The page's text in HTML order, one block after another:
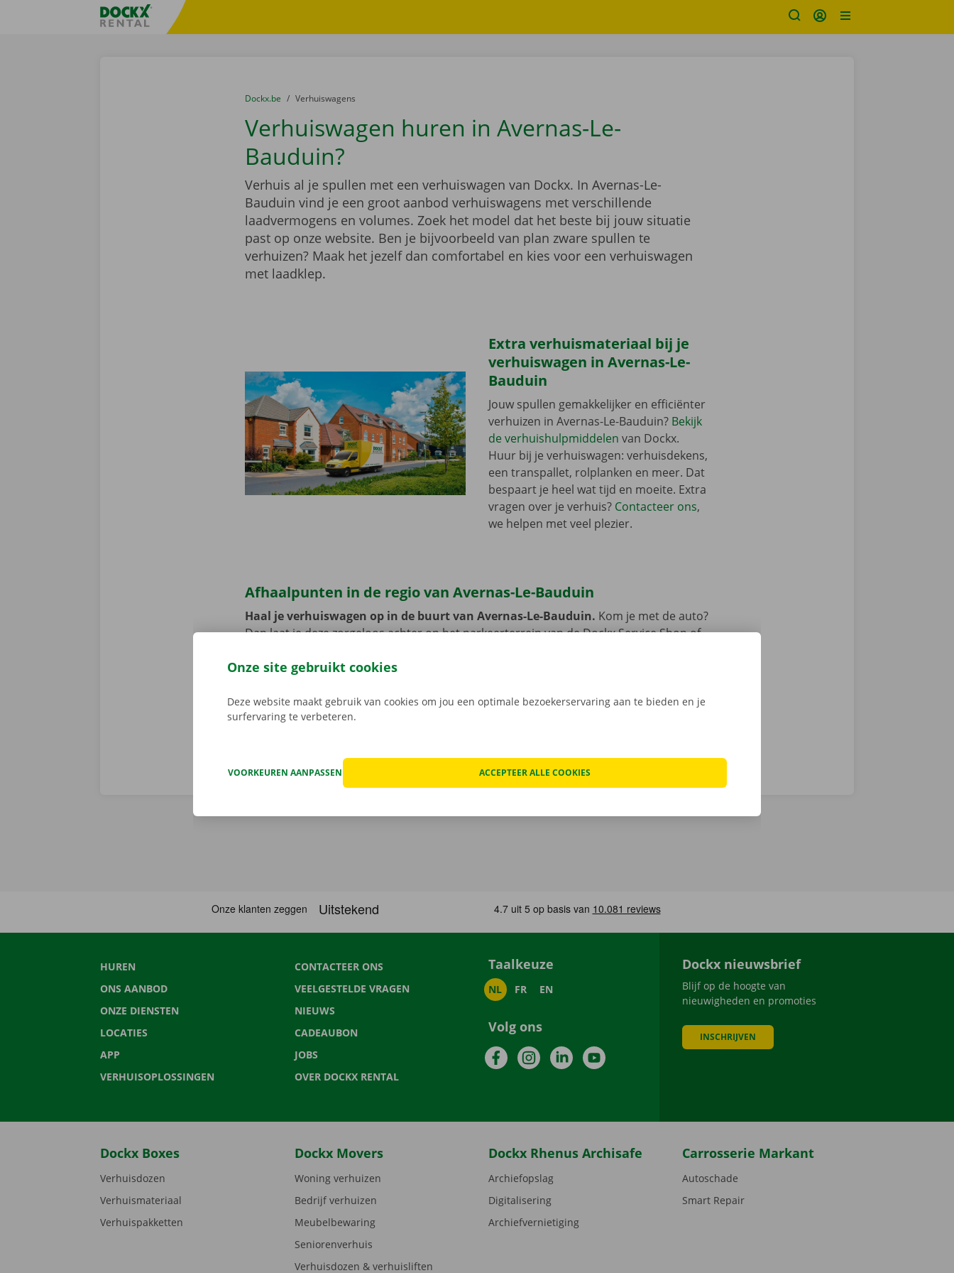
Taalselectie overslaanFratello DEMO
U bevindt zich hier:
van
Dockx.be naar
Verhuiswagens
Verhuiswagen huren in Avernas-Le-
Bauduin?
Verhuis al je spullen met een verhuiswagen van Dockx. In Avernas-Le-
Bauduin vind je een groot aanbod verhuiswagens met verschillende
laadvermogens en volumes. Zoek het model dat het beste bij jouw situatie
past op onze website. Ben je bijvoorbeeld van plan zware spullen te
verhuizen? Maak het jezelf dan comfortabel en kies voor een verhuiswagen
met laadklep.
Extra verhuismateriaal bij je
verhuiswagen in Avernas-Le-
Bauduin
Jouw spullen gemakkelijker en efficiënter
verhuizen in Avernas-Le-Bauduin? Bekijk
de verhuishulpmiddelen van Dockx.
Huur bij je verhuiswagen: verhuisdekens,
een transpallet, rolplanken en meer. Dat
bespaart je heel wat tijd en moeite. Extra
vragen over je verhuis? Contacteer ons,
we helpen met veel plezier.
Afhaalpunten in de regio van Avernas-Le-Bauduin
Haal je verhuiswagen op in de buurt van Avernas-Le-Bauduin. Kom je met de auto?
Dan laat je deze zorgeloos achter op het parkeerterrein van de Dockx Service Shop of
probleemloos aan het slot. Kom je met het openbaar vervoer? Geen enkel probleem.
HUREN
ONS AANBOD
ONZE DIENSTEN
LOCATIES
APP
VERHUISOPLOSSINGEN
CONTACTEER ONS
VEELGESTELDE VRAGEN
NIEUWS
CADEAUBON
JOBS
OVER DOCKX RENTAL
Taalkeuze
NL FR EN
Volg ons
FacebookInstagramLinkedInYouTube
Dockx nieuwsbrief
Blijf op de hoogte van
nieuwigheden en promoties
INSCHRIJVEN
Dockx Boxes
Verhuisdozen
Verhuismateriaal
Verhuispakketten
Dockx Movers
Woning verhuizen
Bedrijf verhuizen
Meubelbewaring
Seniorenverhuis
Verhuisdozen & verhuisliften
Dockx Rhenus Archisafe
Archiefopslag
Digitalisering
Archiefvernietiging
Carrosserie Markant
Autoschade
Smart Repair
Onze site gebruikt cookies
Deze website maakt gebruik van cookies om jou een optimale bezoekerservaring aan te bieden en je
surfervaring te verbeteren.
VOORKEUREN AANPASSEN ACCEPTEER ALLE COOKIES